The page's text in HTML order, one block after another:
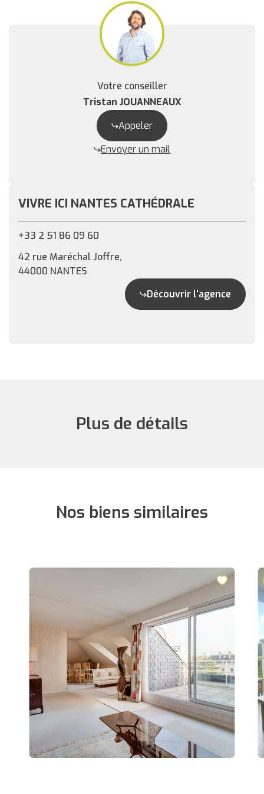
Votre conseiller
Tristan JOUANNEAUX
Appeler
Envoyer un mail
VIVRE ICI NANTES CATHÉDRALE
+33 2 51 86 09 60
42 rue Maréchal Joffre,
44000 NANTES
Découvrir l'agence
Plus de détails
Nos biens similaires